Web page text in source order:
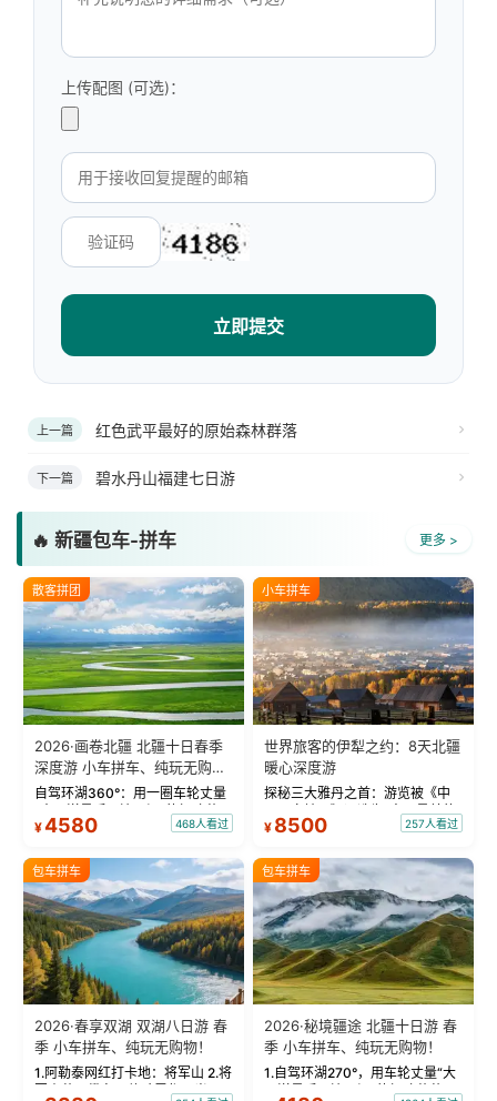
上传配图 (可选)：
立即提交
上一篇 红色武平最好的原始森林群落
下一篇 碧水丹山福建七日游
🔥 新疆包车-拼车 更多 >
散客拼团
2026·画卷北疆 北疆十日春季
深度游 小车拼车、纯玩无购
物！
自驾环湖360°：用一圈车轮丈量
“大西洋最后一滴眼泪”的极致蔚
蓝。 赛湖旅拍：甄选多款风格服
绝美瞬间。 赛湖坦克300跟车视
频：专业摄影师...
¥4580 468人看过
小车拼车
世界旅客的伊犁之约：8天北疆
暖心深度游
探秘三大雅丹之首：游览被《中
国国家地理》评选为“中国最美的
三大雅丹”第一名的克拉玛依魔鬼
瓦人最大村落——禾木村，欣赏
晨雾与小木...
¥ 8500 257人看过
包车拼车
2026·春享双湖 双湖八日游 春
季 小车拼车、纯玩无购物！
1.阿勒泰网红打卡地：将军山 2.将
军山落日缆车，体验雪都风光 3.
包车拼车
2026·秘境疆途 北疆十日游 春
季 小车拼车、纯玩无购物！
1.自驾环湖270°，用车轮丈量“大
西洋最后一滴眼泪”的极致蔚蓝，